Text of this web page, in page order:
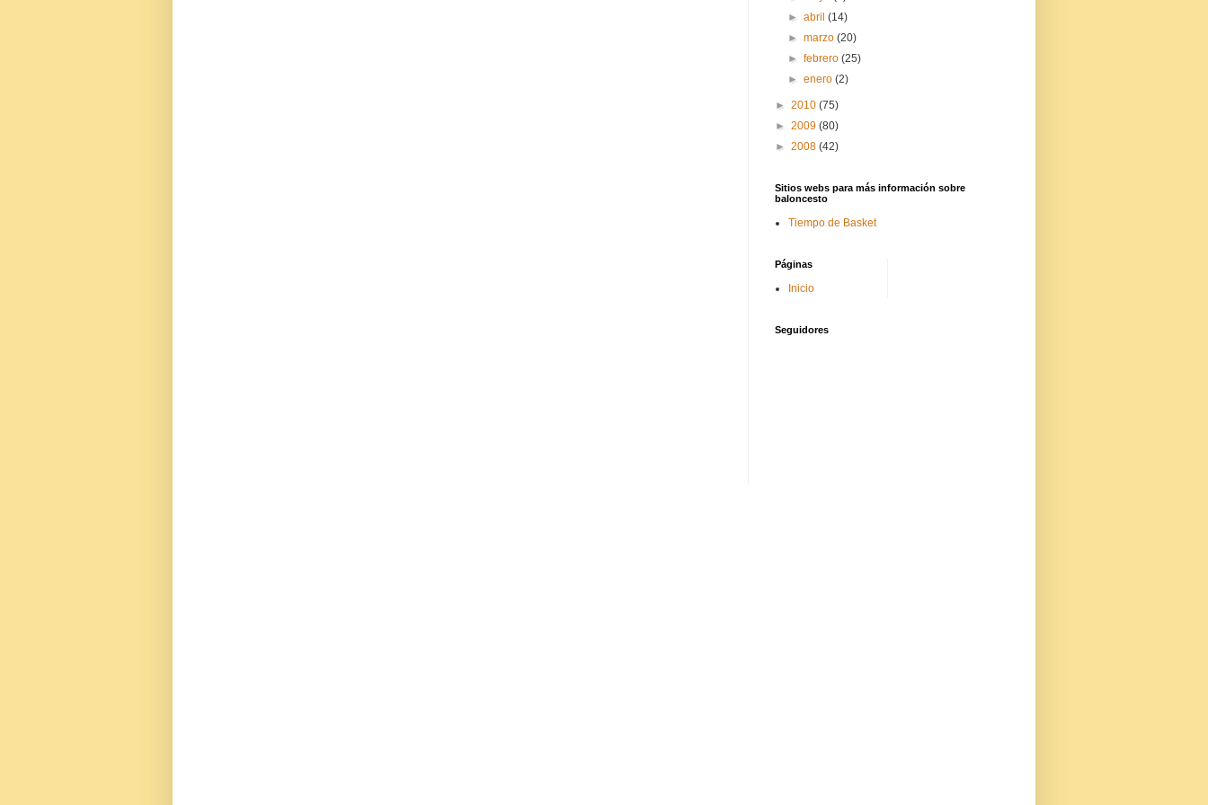
►abril(14)
►marzo(20)
►febrero(25)
►enero(2)
► 2010 (75)
► 2009 (80)
► 2008 (42)
Sitios webs para más información sobre
baloncesto
Tiempo de Basket
Páginas
Inicio
Seguidores